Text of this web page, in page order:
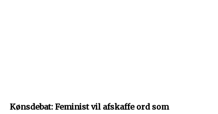
Kønsdebat: Feminist vil afskaffe ord som